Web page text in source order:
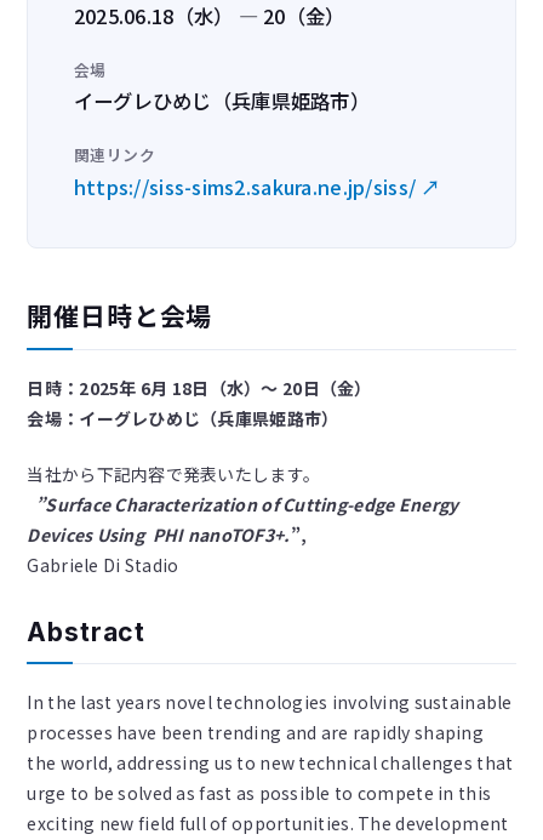
2025.06.18（水） — 20（金）
会場
イーグレひめじ（兵庫県姫路市）
関連リンク
https://siss-sims2.sakura.ne.jp/siss/ ↗
開催日時と会場
日時：2025年 6月 18日（水）～ 20日（金）
会場：イーグレひめじ（兵庫県姫路市）
当社から下記内容で発表いたします。
”Surface Characterization of Cutting-edge Energy
Devices Using PHI nanoTOF3+.”,
Gabriele Di Stadio
Abstract
In the last years novel technologies involving sustainable
processes have been trending and are rapidly shaping
the world, addressing us to new technical challenges that
urge to be solved as fast as possible to compete in this
exciting new field full of opportunities. The development